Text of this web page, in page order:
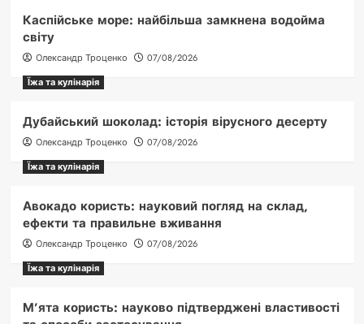
Каспійське море: найбільша замкнена водойма
світу
Олександр Троценко
07/08/2026
Їжа та кулінарія
Дубайський шоколад: історія вірусного десерту
Олександр Троценко
07/08/2026
Їжа та кулінарія
Авокадо користь: науковий погляд на склад,
ефекти та правильне вживання
Олександр Троценко
07/08/2026
Їжа та кулінарія
М’ята користь: науково підтверджені властивості